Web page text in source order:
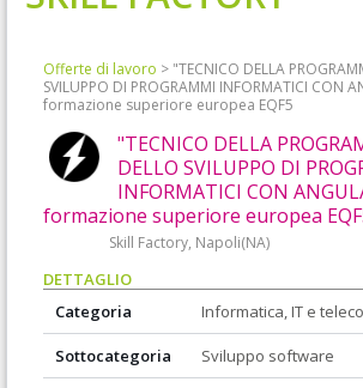
Offerte di lavoro > "TECNICO DELLA
SVILUPPO DI PROGRAMMI INFORMATICI CON
formazione superiore europea EQF5
"TECNICO DELLA
DELLO SVILUPPO DI
INFORMATICI CON
formazione superiore europea
Skill Factory, Napoli(NA)
DETTAGLIO
Categoria
Informatica, IT e
Sottocategoria Sviluppo software